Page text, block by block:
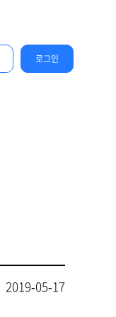
로그인
2019-05-17